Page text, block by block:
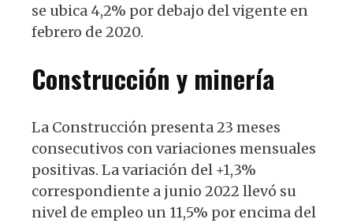
se ubica 4,2% por debajo del vigente en
febrero de 2020.
Construcción y minería
La Construcción presenta 23 meses
consecutivos con variaciones mensuales
positivas. La variación del +1,3%
correspondiente a junio 2022 llevó su
nivel de empleo un 11,5% por encima del